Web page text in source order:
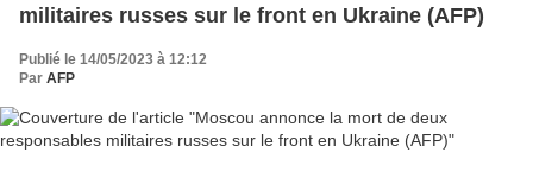
militaires russes sur le front en Ukraine (AFP)
Publié le 14/05/2023 à 12:12
Par AFP